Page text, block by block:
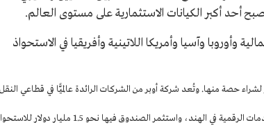
أحد أكبر الكيانات الاستثمارية على مستوى العالم.
وأوروبا وآسيا وأمريكا اللاتينية وأفريقيا في الاستحواذ
في هذه الشركة نحو 3.5 مليارات دولار لشراء حصة منها. وتُعد شركة أوبر من الشركات الرائدة عالميًّا في قطاعي النقل
شركة جيو بلاتفورمز: من الشركات الرائدة في مجال الاتصالات والخدمات الرقمية في الهند، واستثمر الصندوق فيها نحو 1.5 مليار